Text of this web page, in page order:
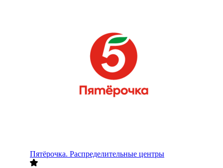
Пятёрочка. Распределительные центры